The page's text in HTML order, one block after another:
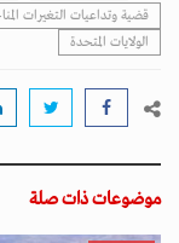
قضية وتداعيات التغيرات
الولايات المتحدة
موضوعات ذات صلة